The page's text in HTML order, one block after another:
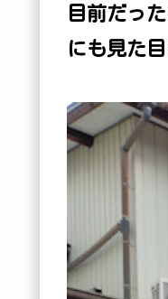
目前だっ
にも見た